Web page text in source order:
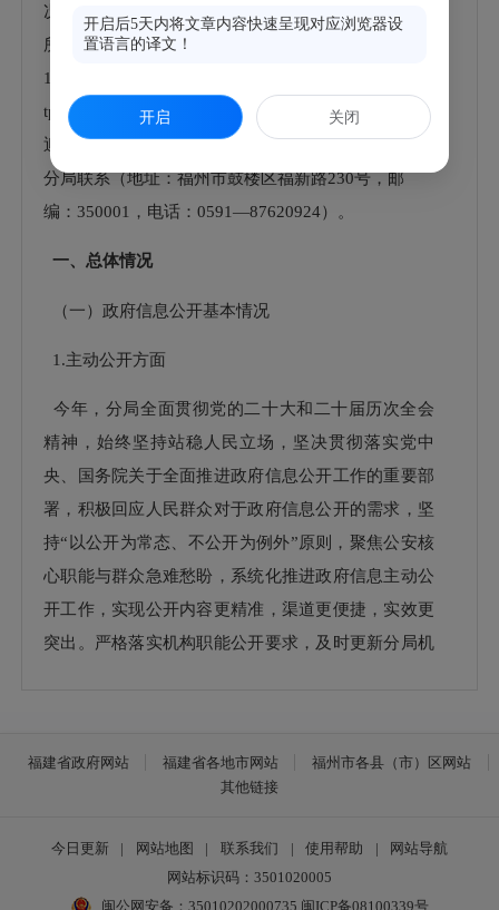
况”、“其他需要报告的事项”六个部分组成。本报告中
所列的数据统计时限为2025年1月1日至2025年12月3
1日。本报告在“福州市鼓楼区人民政府门户网站”（ht
tp://www.gl.gov.cn）公布，并报送鼓楼区档案馆，欢
迎查阅。对本报告如有疑问，可与福州市公安局鼓楼
分局联系（地址：福州市鼓楼区福新路230号，邮
编：350001，电话：0591—87620924）。
一、总体情况
（一）政府信息公开基本情况
1.主动公开方面
今年，分局全面贯彻党的二十大和二十届历次全会
精神，始终坚持站稳人民立场，坚决贯彻落实党中
央、国务院关于全面推进政府信息公开工作的重要部
署，积极回应人民群众对于政府信息公开的需求，坚
持“以公开为常态、不公开为例外”原则，聚焦公安核
心职能与群众急难愁盼，系统化推进政府信息主动公
开工作，实现公开内容更精准，渠道更便捷，实效更
突出。严格落实机构职能公开要求，及时更新分局机
的公开，不断推进行政许可公示的威慑力和公信力，
动公开信息共计4条，其中，人事信息3条，其他信息
1条。历年累计公开政府信息386条。公开人大代表建
福建省政府网站 福建省各地市网站
福州市各县（市）区网站
其他链接
今日更新 | 网站地图 | 联系我们 | 使用帮助 |
网站导航
网站标识码：3501020005
闽公网安备：35010202000735 闽ICP备08100339号
开启后5天内将文章内容快速呈现对应浏览器设
置语言的译文！
开启 关闭